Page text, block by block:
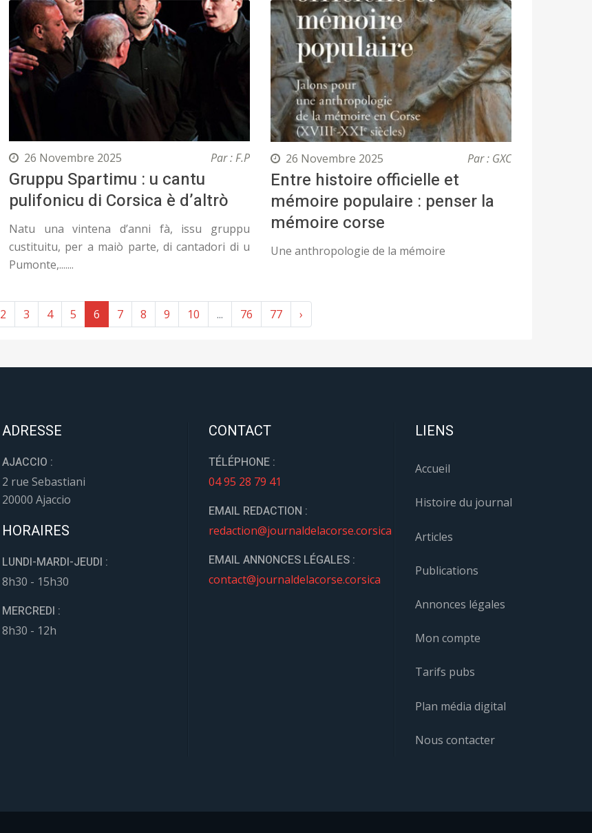
26 Novembre 2025 Par : F.P
Gruppu Spartimu : u cantu
pulifonicu di Corsica è d’altrò
Natu una vintena d’anni fà, issu gruppu
custituitu, per a maiò parte, di cantadori di u
Pumonte,.......
26 Novembre 2025 Par : GXC
Entre histoire officielle et
mémoire populaire : penser la
mémoire corse
Une anthropologie de la mémoire
2 3 4 5 6 7 8 9 10 ... 76 77 ›
ADRESSE
AJACCIO :
2 rue Sebastiani
20000 Ajaccio
HORAIRES
LUNDI-MARDI-JEUDI :
8h30 - 15h30
MERCREDI :
8h30 - 12h
CONTACT
TÉLÉPHONE :
04 95 28 79 41
EMAIL REDACTION :
redaction@journaldelacorse.corsica
EMAIL ANNONCES LÉGALES :
contact@journaldelacorse.corsica
LIENS
Accueil
Histoire du journal
Articles
Publications
Annonces légales
Mon compte
Tarifs pubs
Plan média digital
Nous contacter